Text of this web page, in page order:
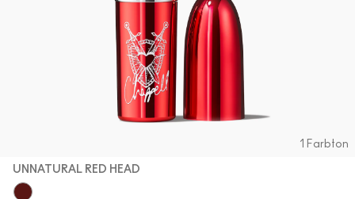
1 Farbton
UNNATURAL RED HEAD